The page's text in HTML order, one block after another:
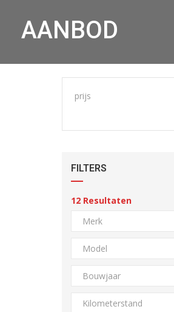
AANBOD
prijs
FILTERS
12 Resultaten
Merk
Model
Bouwjaar
Kilometerstand